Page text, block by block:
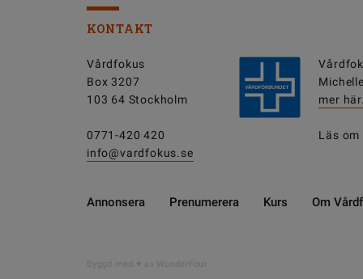
KONTAKT
Vårdfokus
Box 3207
103 64 Stockholm
0771-420 420
info@vardfokus.se
mer här.
Läs
Annonsera Prenumerera Kurs Om
Byggd med av WonderFour